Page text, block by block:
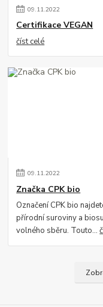
09.11.2022
Certifikace VEGAN
číst celé
09.11.2022
Značka CPK bio
Označení CPK bio
přírodní suroviny a
volného sběru. Touto...